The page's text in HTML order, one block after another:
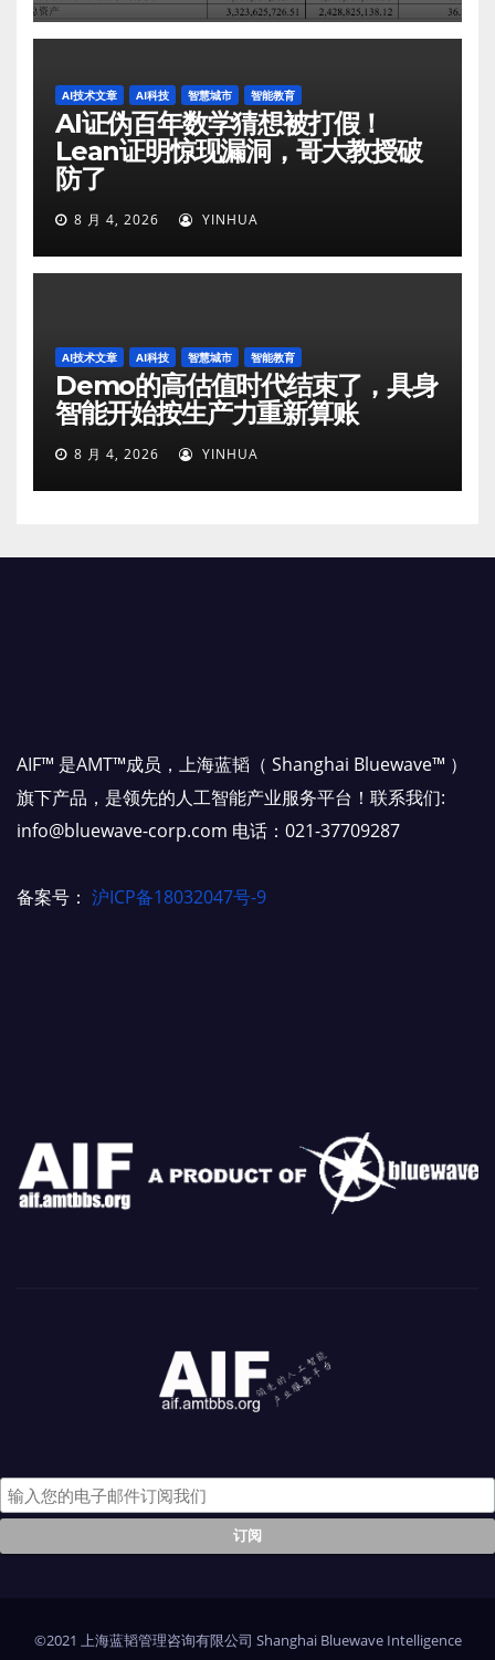
AI技术文章 AI科技 智慧城市 智能教育
AI证伪百年数学猜想被打假！
Lean证明惊现漏洞，哥大教授破
防了
8 月 4, 2026 YINHUA
AI技术文章 AI科技 智慧城市 智能教育
Demo的高估值时代结束了，具身
智能开始按生产力重新算账
8 月 4, 2026 YINHUA
AIF™ 是AMT™成员，上海蓝韬（ Shanghai Bluewave™ ）
旗下产品，是领先的人工智能产业服务平台！联系我们:
info@bluewave-corp.com 电话：021-37709287
备案号： 沪ICP备18032047号-9
©2021 上海蓝韬管理咨询有限公司 Shanghai Bluewave Intelligence